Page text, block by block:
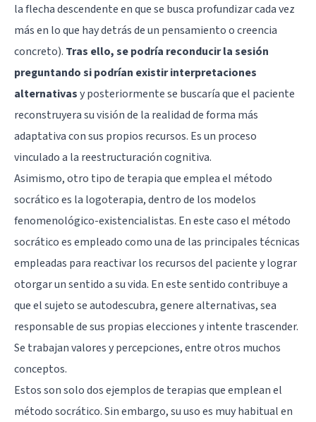
la flecha descendente en que se busca profundizar cada vez
más en lo que hay detrás de un pensamiento o creencia
concreto). Tras ello, se podría reconducir la sesión
preguntando si podrían existir interpretaciones
alternativasy posteriormente se buscaría que el paciente
reconstruyera su visión de la realidad de forma más
adaptativa con sus propios recursos. Es un proceso
vinculado a la reestructuración cognitiva.
Asimismo, otro tipo de terapia que emplea el método
socrático es la logoterapia, dentro de los modelos
fenomenológico-existencialistas. En este caso el método
socrático es empleado como una de las principales técnicas
empleadas para reactivar los recursos del paciente y lograr
otorgar un sentido a su vida. En este sentido contribuye a
que el sujeto se autodescubra, genere alternativas, sea
responsable de sus propias elecciones y intente trascender.
Se trabajan valores y percepciones, entre otros muchos
conceptos.
Estos son solo dos ejemplos de terapias que emplean el
método socrático. Sin embargo, su uso es muy habitual en